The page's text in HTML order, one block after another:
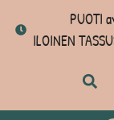
PUOTI
ILOINEN